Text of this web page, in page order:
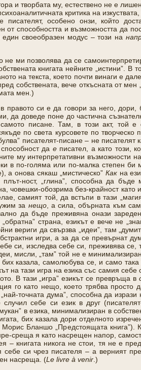
и творбата му, естествено не е
критика на
писателят, особено онзи, който
способността и възможността да
своеобразен модус – този на
не ми позволява да се
книгата нейните „истини”. В
на текста, което почти винаги е
собствената, вече откъсната от мен
мен.)
си е да говори за него, дори,
да доведе поне до частична
писане. Там, в този акт, той е
по света курсовете по творческо
писателят-писане – не
да еписател, а като този,
му интерпретативни възможности
в по-голяма или по-малка степен
а онова сякаш „мистическо” Какна
плът-ност, „глина”, способна да
човешки-обозрима без-крайност
самият той, да встъпи в тази
за нещо, а сила, обърната към
да бъде преживяна онази
страна, езикът е вече не
вериги да свързва „идеи”, там
игри, а за да се превърнат
си, изследва себе си, преживява
мисли, „там” той не е
казала, самолюбува се, и само
на тази игра на езика със самия себе
В тази „игра” езикът се превръща в
го като нещо, което трябва
точната дума”, способна да
себе си език в друг
в езика, минимализиран в
бих казала дори отделното
Бланшо „Предстоящата книга”).
среща я като насрещен напор,
книгата никога не стои, тя не е
си чрез писателя – а верният
насреща. (Le livre à venir.)